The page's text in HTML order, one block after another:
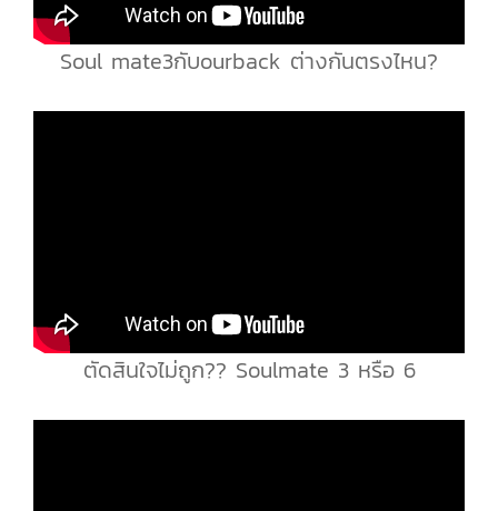
Soul mate3กับourback ต่างกันตรงไหน?
ตัดสินใจไม่ถูก?? Soulmate 3 หรือ 6